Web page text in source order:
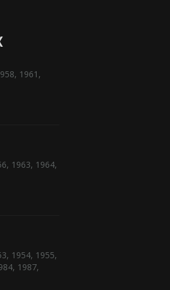
, 1961 ,
, 1963, 1964,
, 1954, 1955,
, 1987,